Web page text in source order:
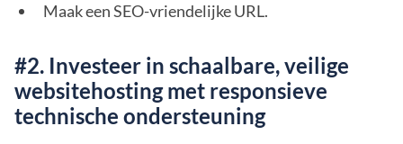
Maak een SEO-vriendelijke URL.
#2. Investeer in schaalbare, veilige
websitehosting met responsieve
technische ondersteuning